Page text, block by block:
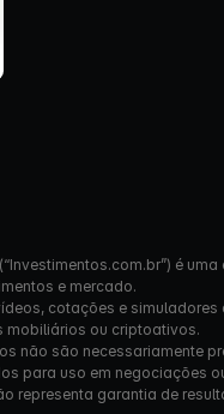
é
e mercado.
cotações e
mobiliários ou criptoativos.
não são necessariamente
para uso em negociações
representa garantia de